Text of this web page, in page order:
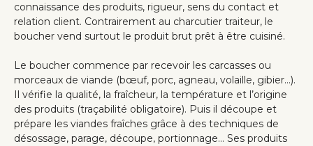
connaissance des produits, rigueur, sens du contact et
relation client. Contrairement au charcutier traiteur, le
boucher vend surtout le produit brut prêt à être cuisiné.
Le boucher commence par recevoir les carcasses ou
morceaux de viande (bœuf, porc, agneau, volaille, gibier…).
Il vérifie la qualité, la fraîcheur, la température et l’origine
des produits (traçabilité obligatoire). Puis il découpe et
prépare les viandes fraîches grâce à des techniques de
désossage, parage, découpe, portionnage… Ses produits